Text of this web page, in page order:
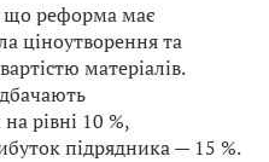
що реформа має
ціноутворення та
матеріалів.
рівні 10 %,
підрядника — 15 %.